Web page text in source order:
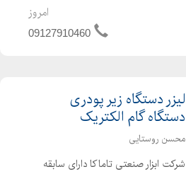
پیوست ششم آیین نامه ۲۸۰۰ زلزله ایران
تهیه و در اختیار مهندسین و سازندگان
امروز
09127910460
لیزر دستگاه زیر پودری
دستگاه گام الکتریک
محسن روستایی
شرکت ابزار صنعتی تاماکا دارای سابقه